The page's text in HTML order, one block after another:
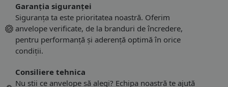
Garanția siguranței
Siguranța ta este prioritatea noastră. Oferim
anvelope verificate, de la branduri de încredere,
pentru performanță și aderență optimă în orice
condiții.
Consiliere tehnica
Nu știi ce anvelope să alegi? Echipa noastră te ajută